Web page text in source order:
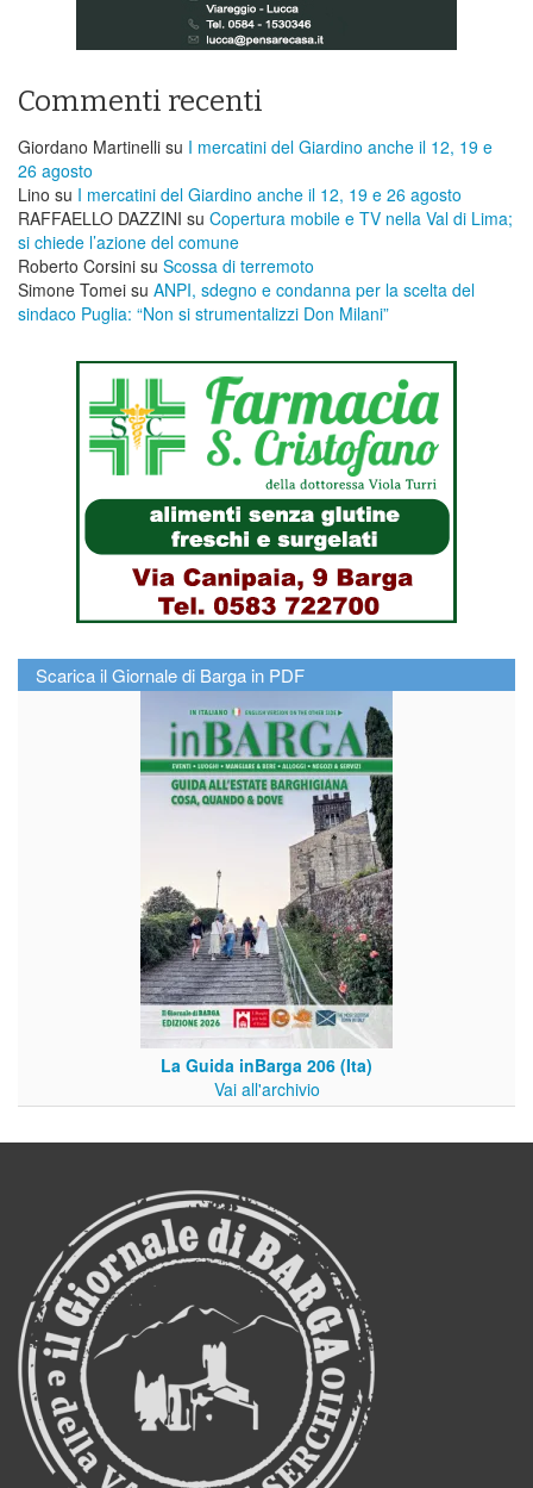
Commenti recenti
Giordano Martinelli su I mercatini del Giardino anche il 12, 19 e
26 agosto
Lino su I mercatini del Giardino anche il 12, 19 e 26 agosto
RAFFAELLO DAZZINI su ​Copertura mobile e TV nella Val di Lima;
si chiede l’azione del comune
Roberto Corsini su Scossa di terremoto
Simone Tomei su ANPI, sdegno e condanna per la scelta del
sindaco Puglia: “Non si strumentalizzi Don Milani”
Scarica il Giornale di Barga in PDF
La Guida inBarga 206 (Ita)
Vai all'archivio